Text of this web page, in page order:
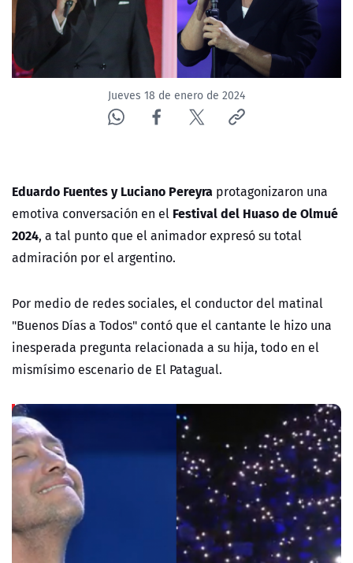
Jueves 18 de enero de 2024
Eduardo Fuentes y Luciano Pereyra protagonizaron una
emotiva conversación en el Festival del Huaso de Olmué
2024, a tal punto que el animador expresó su total
admiración por el argentino.
Por medio de redes sociales, el conductor del matinal
"Buenos Días a Todos" contó que el cantante le hizo una
inesperada pregunta relacionada a su hija, todo en el
mismísimo escenario de El Patagual.